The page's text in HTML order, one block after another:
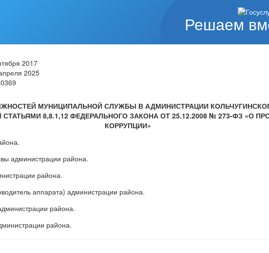
Решаем
2017
2025
МУНИЦИПАЛЬНОЙ СЛУЖБЫ В АДМИНИСТРАЦИИ
8,8.1,12 ФЕДЕРАЛЬНОГО ЗАКОНА ОТ 25.12.2008 № 273-ФЗ «О
КОРРУПЦИИ»
администрации района.
района.
аппарата) администрации района.
района.
района.